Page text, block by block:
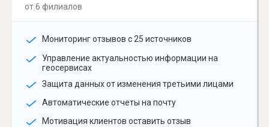
от 6 филиалов
Мониторинг отзывов с 25 источников
Управление актуальностью информации на
геосервисах
Защита данных от изменения третьими лицами
Автоматические отчеты на почту
Мотивация клиентов оставить отзыв